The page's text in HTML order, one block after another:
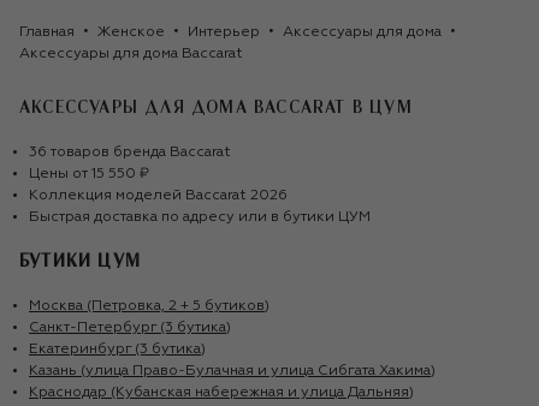
Главная Женское Интерьер
Аксессуары для дома
Аксессуары для дома Baccarat
АКСЕССУАРЫ ДЛЯ ДОМА BACCARAT В ЦУМ
36 товаров бренда Baccarat
Цены от 15 550 ₽
Коллекция моделей Baccarat 2026
Быстрая доставка по адресу или в бутики ЦУМ
БУТИКИ ЦУМ
Москва (Петровка, 2 + 5 бутиков)
Санкт-Петербург (3 бутика)
Екатеринбург (3 бутика)
Казань (улица Право-Булачная и улица Сибгата Хакима)
Краснодар (Кубанская набережная и улица Дальняя)